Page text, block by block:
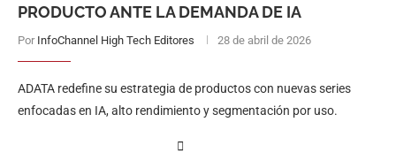
PRODUCTO ANTE LA DEMANDA DE IA
Por InfoChannel High Tech Editores 28 de abril de 2026
ADATA redefine su estrategia de productos con nuevas series
enfocadas en IA, alto rendimiento y segmentación por uso.